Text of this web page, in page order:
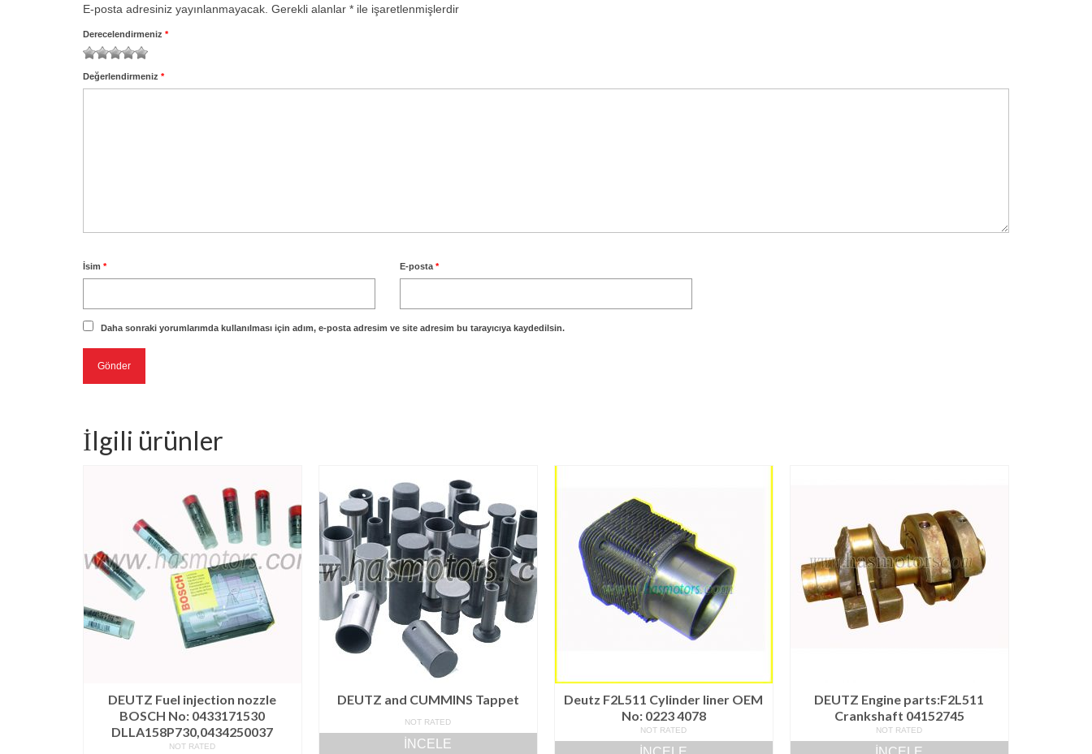
E-posta adresiniz yayınlanmayacak. Gerekli alanlar * ile işaretlenmişlerdir
Derecelendirmeniz *
Değerlendirmeniz *
İsim * E-posta *
Daha sonraki yorumlarımda kullanılması için adım, e-posta adresim ve site adresim bu tarayıcıya kaydedilsin.
İlgili ürünler
DEUTZ Fuel injection nozzle
BOSCH No: 0433171530
DLLA158P730,0434250037
NOT RATED
DEUTZ and CUMMINS Tappet
NOT RATED
İNCELE
Deutz F2L511 Cylinder liner OEM
No: 0223 4078
NOT RATED
DEUTZ Engine parts:F2L511
Crankshaft 04152745
NOT RATED